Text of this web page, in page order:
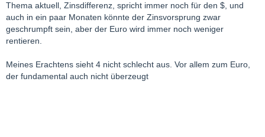
Thema aktuell, Zinsdifferenz, spricht immer noch für den $, und
auch in ein paar Monaten könnte der Zinsvorsprung zwar
geschrumpft sein, aber der Euro wird immer noch weniger
rentieren.
Meines Erachtens sieht 4 nicht schlecht aus. Vor allem zum Euro,
der fundamental auch nicht überzeugt